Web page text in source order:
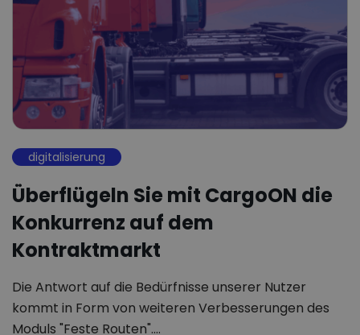
digitalisierung
Überflügeln Sie mit CargoON die
Konkurrenz auf dem
Kontraktmarkt
Die Antwort auf die Bedürfnisse unserer Nutzer
kommt in Form von weiteren Verbesserungen des
Moduls "Feste Routen".…